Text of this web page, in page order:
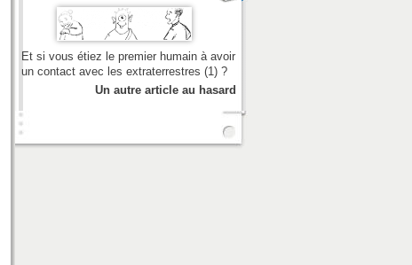
Et si vous étiez le premier humain à avoir
un contact avec les extraterrestres (1) ?
Un autre article au hasard